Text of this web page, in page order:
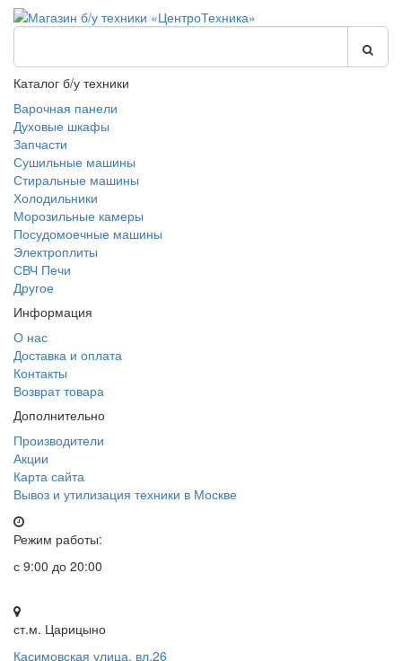
Каталог б/у техники
Варочная панели
Духовые шкафы
Запчасти
Сушильные машины
Стиральные машины
Холодильники
Морозильные камеры
Посудомоечные машины
Электроплиты
СВЧ Печи
Другое
Информация
О нас
Доставка и оплата
Контакты
Возврат товара
Дополнительно
Производители
Акции
Карта сайта
Вывоз и утилизация техники в Москве
Режим работы:
с 9:00 до 20:00
ст.м. Царицыно
Касимовская улица, вл.26